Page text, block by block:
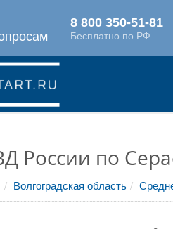
по
Волгоградская область